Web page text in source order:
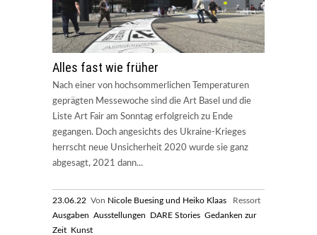
Alles fast wie früher
Nach einer von hochsommerlichen Temperaturen
geprägten Messewoche sind die Art Basel und die
Liste Art Fair am Sonntag erfolgreich zu Ende
gegangen. Doch angesichts des Ukraine-Krieges
herrscht neue Unsicherheit 2020 wurde sie ganz
abgesagt, 2021 dann...
23.06.22 Von Nicole Buesing und Heiko Klaas Ressort
Ausgaben Ausstellungen DARE Stories Gedanken zur
Zeit Kunst